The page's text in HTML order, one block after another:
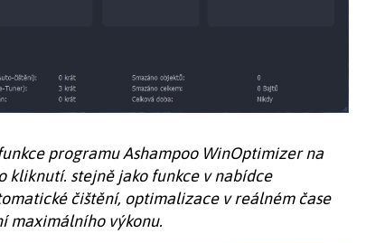
programu Ashampoo WinOptimizer na
stejně jako funkce v nabídce
čištění, optimalizace v reálném čase
maximálního výkonu.